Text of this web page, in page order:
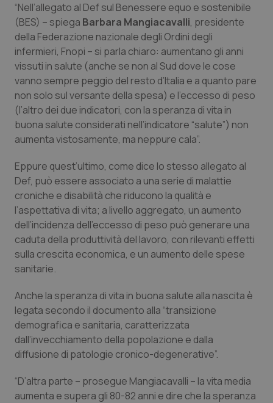
Molise
Piemonte
Provincia Autonoma di Bolzano
Provincia Autonoma di Trento
Sardegna
Sicilia
Toscana
Umbria
Valle D’Aosta
Veneto
Epatiti
HIV
Infezioni & Febbre
Ipertensione & Scompenso
Malattia di Crohn & Rettocolite Ulcerosa
Neuroscienze & patologie neurodegenerative
Obesità
Oftalmologia
Oncodermatologia
Oncoematologia
“Nell’allegato al Def sul Benessere equo e sostenibile
(BES) – spiega Barbara Mangiacavalli, presidente
della Federazione nazionale degli Ordini degli
infermieri, Fnopi – si parla chiaro: aumentano gli anni
vissuti in salute (anche se non al Sud dove le cose
vanno sempre peggio del resto d’Italia e a quanto pare
non solo sul versante della spesa) e l’eccesso di peso
(l’altro dei due indicatori, con la speranza di vita in
buona salute considerati nell’indicatore “salute”) non
aumenta vistosamente, ma neppure cala”.
Eppure quest’ultimo, come dice lo stesso allegato al
Def, può essere associato a una serie di malattie
croniche e disabilità che riducono la qualità e
l’aspettativa di vita; a livello aggregato, un aumento
dell’incidenza dell’eccesso di peso può generare una
caduta della produttività del lavoro, con rilevanti effetti
sulla crescita economica, e un aumento delle spese
sanitarie.
Anche la speranza di vita in buona salute alla nascita è
legata secondo il documento alla “transizione
demografica e sanitaria, caratterizzata
dall’invecchiamento della popolazione e dalla
diffusione di patologie cronico-degenerative”.
“D’altra parte – prosegue Mangiacavalli – la vita media
aumenta e supera gli 80-82 anni e dire che la speranza